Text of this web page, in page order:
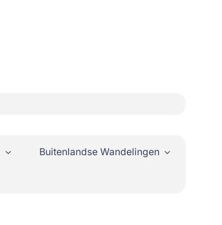
Buitenlandse Wandelingen